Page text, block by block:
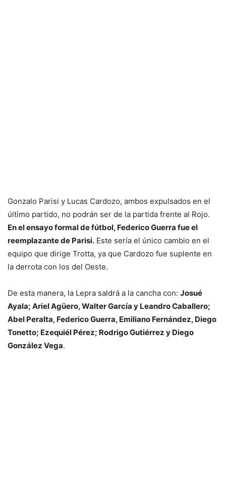
Gonzalo Parisi y Lucas Cardozo, ambos expulsados en el
último partido, no podrán ser de la partida frente al Rojo.
En el ensayo formal de fútbol, Federico Guerra fue el
reemplazante de Parisi. Este sería el único cambio en el
equipo que dirige Trotta, ya que Cardozo fue suplente en
la derrota con los del Oeste.
De esta manera, la Lepra saldrá a la cancha con: Josué
Ayala; Ariel Agüero, Walter García y Leandro Caballero;
Abel Peralta, Federico Guerra, Emiliano Fernández, Diego
Tonetto; Ezequiél Pérez; Rodrigo Gutiérrez y Diego
González Vega.